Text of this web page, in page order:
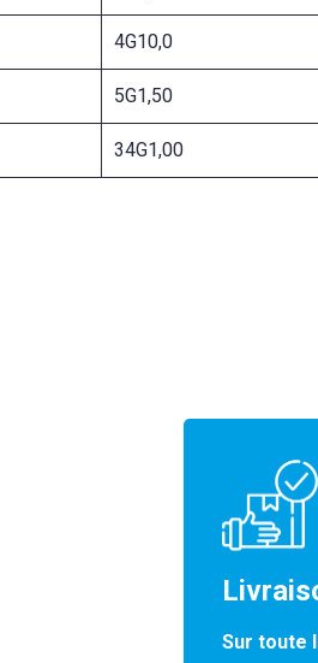
4G10,0
5G1,50
34G1,00
Sur toute